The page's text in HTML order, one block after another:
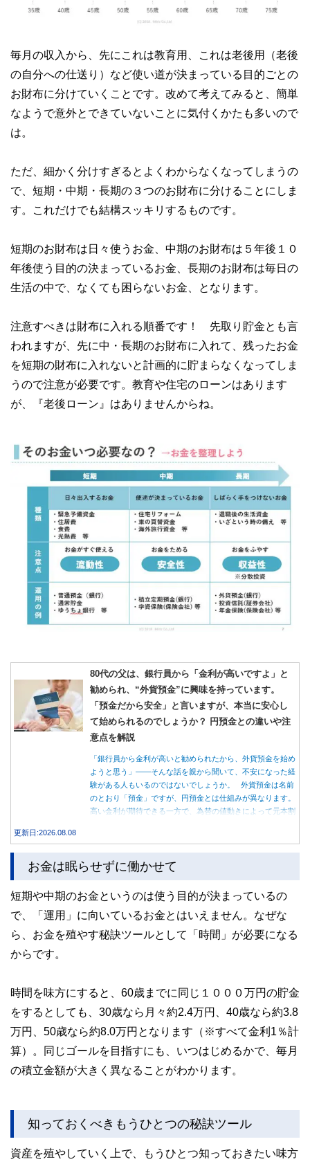
毎月の収入から、先にこれは教育用、これは老後用（老後
の自分への仕送り）など使い道が決まっている目的ごとの
お財布に分けていくことです。改めて考えてみると、簡単
なようで意外とできていないことに気付くかたも多いので
は。
ただ、細かく分けすぎるとよくわからなくなってしまうの
で、短期・中期・長期の３つのお財布に分けることにしま
す。これだけでも結構スッキリするものです。
短期のお財布は日々使うお金、中期のお財布は５年後１０
年後使う目的の決まっているお金、長期のお財布は毎日の
生活の中で、なくても困らないお金、となります。
注意すべきは財布に入れる順番です！ 先取り貯金とも言
われますが、先に中・長期のお財布に入れて、残ったお金
を短期の財布に入れないと計画的に貯まらなくなってしま
うので注意が必要です。教育や住宅のローンはあります
が、『老後ローン』はありませんからね。
80代の父は、銀行員から「金利が高いですよ」と
勧められ、“外貨預金”に興味を持っています。
「預金だから安全」と言いますが、本当に安心し
て始められるのでしょうか？ 円預金との違いや注
意点を解説
「銀行員から金利が高いと勧められたから、外貨預金を始め
ようと思う」――そんな話を親から聞いて、不安になった経
験がある人もいるのではないでしょうか。 外貨預金は名前
のとおり「預金」ですが、円預金とは仕組みが異なります。
高い金利が期待できる一方で、為替の値動きによって元本割
更新日:2026.08.08
お金は眠らせずに働かせて
短期や中期のお金というのは使う目的が決まっているの
で、「運用」に向いているお金とはいえません。なぜな
ら、お金を殖やす秘訣ツールとして「時間」が必要になる
からです。
時間を味方にすると、60歳までに同じ１０００万円の貯金
をするとしても、30歳なら月々約2.4万円、40歳なら約3.8
万円、50歳なら約8.0万円となります（※すべて金利1％計
算）。同じゴールを目指すにも、いつはじめるかで、毎月
の積立金額が大きく異なることがわかります。
知っておくべきもうひとつの秘訣ツール
資産を殖やしていく上で、もうひとつ知っておきたい味方